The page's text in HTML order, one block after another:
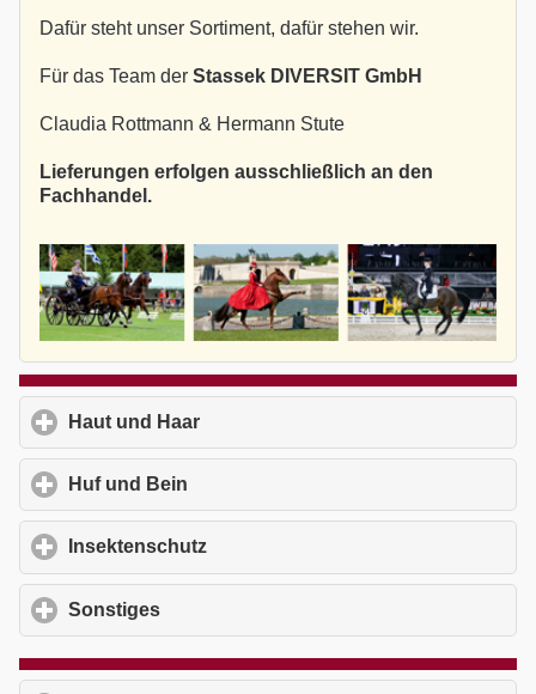
Dafür steht unser Sortiment, dafür stehen wir.
Für das Team der Stassek DIVERSIT GmbH
Claudia Rottmann & Hermann Stute
Lieferungen erfolgen ausschließlich an den
Fachhandel.
Haut und Haar
Huf und Bein
Insektenschutz
Sonstiges